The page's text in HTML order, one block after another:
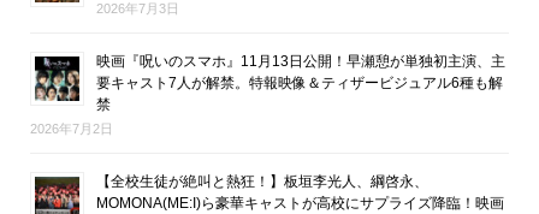
2026年7月3日
映画『呪いのスマホ』11月13日公開！早瀬憩が単独初主演、主
要キャスト7人が解禁。特報映像＆ティザービジュアル6種も解
禁
2026年7月2日
【全校生徒が絶叫と熱狂！】板垣李光人、綱啓永、
MOMONA(ME:I)ら豪華キャストが高校にサプライズ降臨！映画